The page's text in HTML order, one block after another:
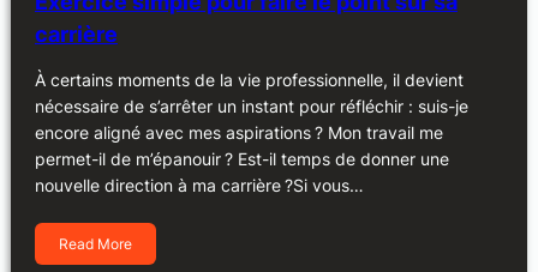
carrière
À certains moments de la vie professionnelle, il devient
nécessaire de s’arrêter un instant pour réfléchir : suis-je
encore aligné avec mes aspirations ? Mon travail me
permet-il de m’épanouir ? Est-il temps de donner une
nouvelle direction à ma carrière ?Si vous…
Read More